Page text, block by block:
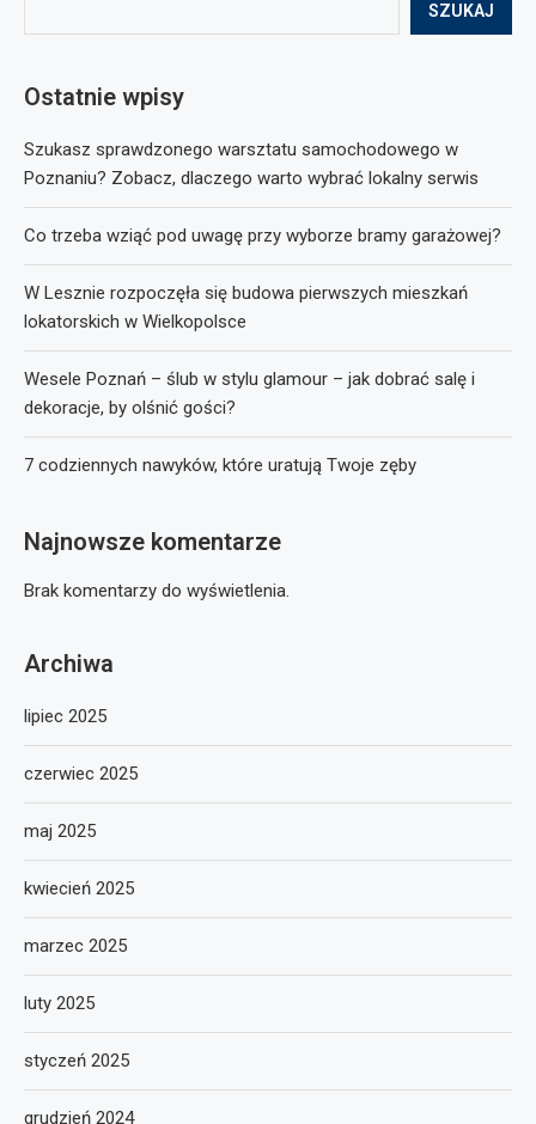
SZUKAJ
Ostatnie wpisy
Szukasz sprawdzonego warsztatu samochodowego w
Poznaniu? Zobacz, dlaczego warto wybrać lokalny serwis
Co trzeba wziąć pod uwagę przy wyborze bramy garażowej?
W Lesznie rozpoczęła się budowa pierwszych mieszkań
lokatorskich w Wielkopolsce
Wesele Poznań – ślub w stylu glamour – jak dobrać salę i
dekoracje, by olśnić gości?
7 codziennych nawyków, które uratują Twoje zęby
Najnowsze komentarze
Brak komentarzy do wyświetlenia.
Archiwa
lipiec 2025
czerwiec 2025
maj 2025
kwiecień 2025
marzec 2025
luty 2025
styczeń 2025
grudzień 2024